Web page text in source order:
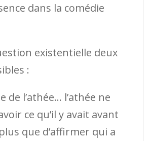
dans la comédie
existentielle deux
:
de l’athée… l’athée ne
ce qu’il y avait avant
que d’affirmer qui a